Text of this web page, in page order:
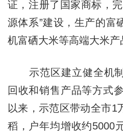
证，注册了国家商标，
源体系”建设，生产的富
机富硒大米等高端大米产
示范区建立健全机制
回收和销售产品等方式
以来，示范区带动全市1
稻，户年均增收约5000